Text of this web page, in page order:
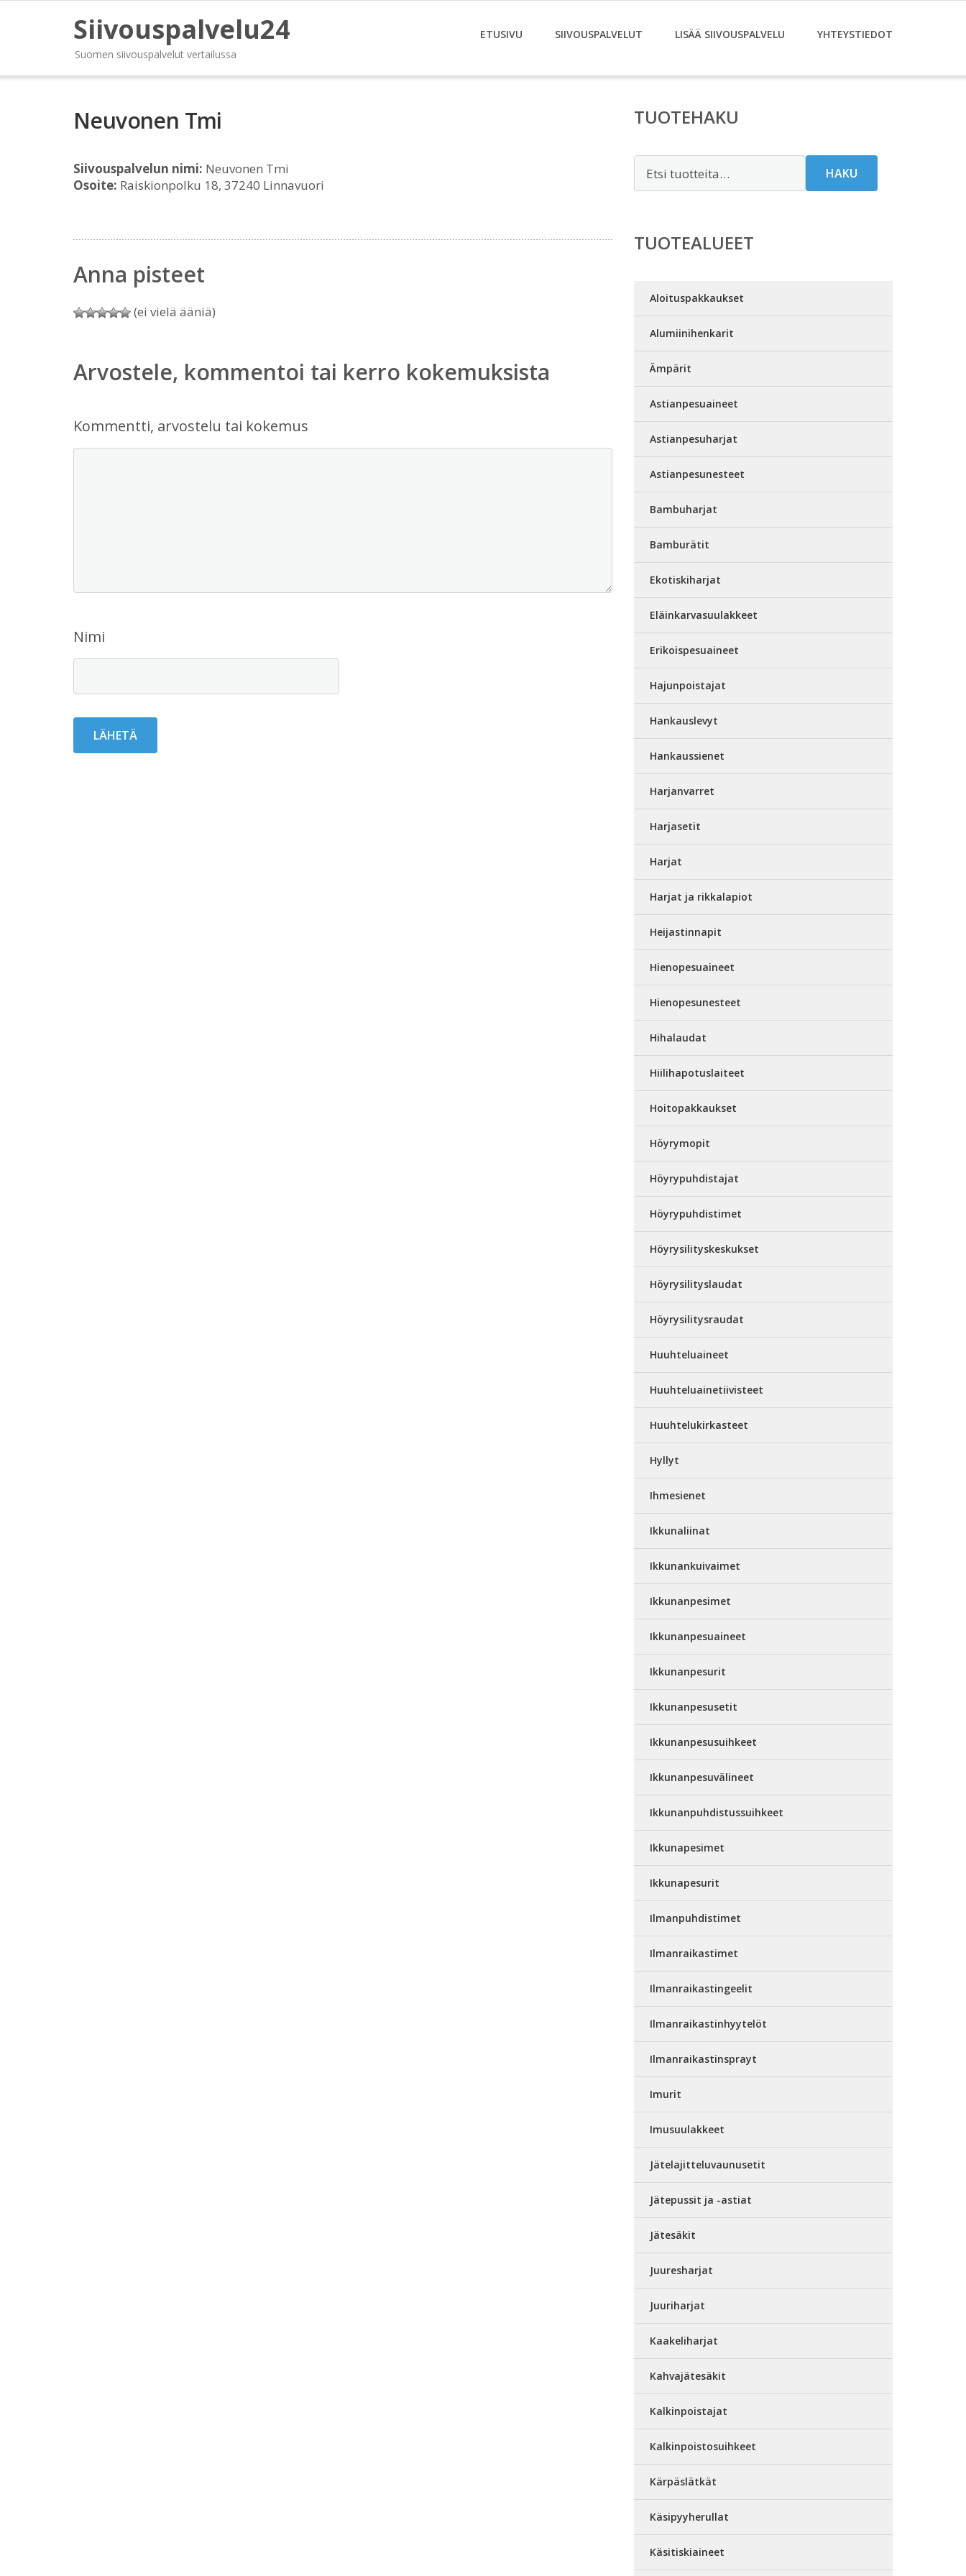
Siivouspalvelu24
Suomen siivouspalvelut vertailussa
ETUSIVU SIIVOUSPALVELUT LISÄÄ SIIVOUSPALVELU YHTEYSTIEDOT
Neuvonen Tmi
Siivouspalvelun nimi: Neuvonen Tmi
Osoite: Raiskionpolku 18, 37240 Linnavuori
Anna pisteet
(ei vielä ääniä)
Arvostele, kommentoi tai kerro kokemuksista
Kommentti, arvostelu tai kokemus
Nimi
TUOTEHAKU
HAKU
TUOTEALUEET
Aloituspakkaukset
Alumiinihenkarit
Ämpärit
Astianpesuaineet
Astianpesuharjat
Astianpesunesteet
Bambuharjat
Bamburätit
Ekotiskiharjat
Eläinkarvasuulakkeet
Erikoispesuaineet
Hajunpoistajat
Hankauslevyt
Hankaussienet
Harjanvarret
Harjasetit
Harjat
Harjat ja rikkalapiot
Heijastinnapit
Hienopesuaineet
Hienopesunesteet
Hihalaudat
Hiilihapotuslaiteet
Hoitopakkaukset
Höyrymopit
Höyrypuhdistajat
Höyrypuhdistimet
Höyrysilityskeskukset
Höyrysilityslaudat
Höyrysilitysraudat
Huuhteluaineet
Huuhteluainetiivisteet
Huuhtelukirkasteet
Hyllyt
Ihmesienet
Ikkunaliinat
Ikkunankuivaimet
Ikkunanpesimet
Ikkunanpesuaineet
Ikkunanpesurit
Ikkunanpesusetit
Ikkunanpesusuihkeet
Ikkunanpesuvälineet
Ikkunanpuhdistussuihkeet
Ikkunapesimet
Ikkunapesurit
Ilmanpuhdistimet
Ilmanraikastimet
Ilmanraikastingeelit
Ilmanraikastinhyytelöt
Ilmanraikastinsprayt
Imurit
Imusuulakkeet
Jätelajitteluvaunusetit
Jätepussit ja -astiat
Jätesäkit
Juuresharjat
Juuriharjat
Kaakeliharjat
Kahvajätesäkit
Kalkinpoistajat
Kalkinpoistosuihkeet
Kärpäslätkät
Käsipyyherullat
Käsitiskiaineet